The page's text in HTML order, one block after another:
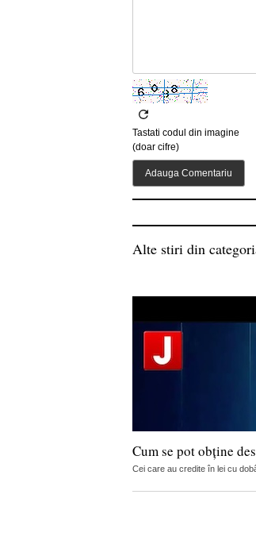
Tastati codul din imagine
(doar cifre)
Alte stiri din
Cum se pot obține
Cei care au credite în lei cu